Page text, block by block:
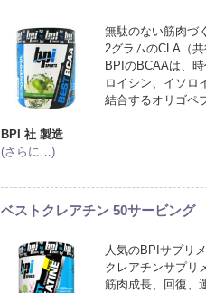
無駄のない筋肉づ
2グラムのCLA（
BPIのBCAAは、
ロイシン、イソロ
結合するオリゴペ
BPI 社 製造
(さらに…)
ベストクレアチン 50サービング
人気のBPIサプリ
クレアチンサプリ
筋肉成長、回復、